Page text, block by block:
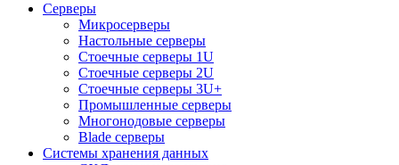
Серверы
Микросерверы
Настольные серверы
Стоечные серверы 1U
Стоечные серверы 2U
Стоечные серверы 3U+
Промышленные серверы
Многонодовые серверы
Blade серверы
Системы хранения данных